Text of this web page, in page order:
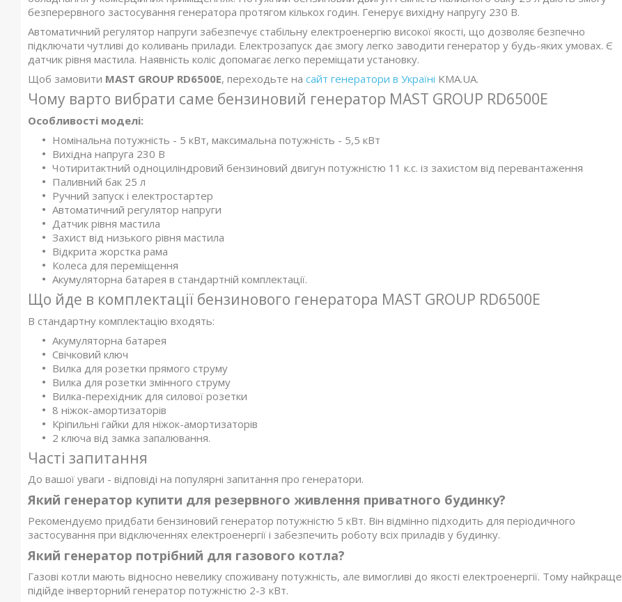
безперервного застосування генератора протягом кількох годин. Генерує вихідну напругу 230 В.
Автоматичний регулятор напруги забезпечує стабільну електроенергію високої якості, що дозволяє безпечно
підключати чутливі до коливань прилади. Електрозапуск дає змогу легко заводити генератор у будь-яких умовах. Є
датчик рівня мастила. Наявність коліс допомагає легко переміщати установку.
Щоб замовити MAST GROUP RD6500E, переходьте на сайт генератори в Україні KMA.UA.
Чому варто вибрати саме бензиновий генератор MAST GROUP RD6500E
Особливості моделі:
Номінальна потужність - 5 кВт, максимальна потужність - 5,5 кВт
Вихідна напруга 230 В
Чотиритактний одноциліндровий бензиновий двигун потужністю 11 к.с. із захистом від перевантаження
Паливний бак 25 л
Ручний запуск і електростартер
Автоматичний регулятор напруги
Датчик рівня мастила
Захист від низького рівня мастила
Відкрита жорстка рама
Колеса для переміщення
Акумуляторна батарея в стандартній комплектації.
Що йде в комплектації бензинового генератора MAST GROUP RD6500E
В стандартну комплектацію входять:
Акумуляторна батарея
Свічковий ключ
Вилка для розетки прямого струму
Вилка для розетки змінного струму
Вилка-перехідник для силової розетки
8 ніжок-амортизаторів
Кріпильні гайки для ніжок-амортизаторів
2 ключа від замка запалювання.
Часті запитання
До вашої уваги - відповіді на популярні запитання про генератори.
Який генератор купити для резервного живлення приватного будинку?
Рекомендуємо придбати бензиновий генератор потужністю 5 кВт. Він відмінно підходить для періодичного
застосування при відключеннях електроенергії і забезпечить роботу всіх приладів у будинку.
Який генератор потрібний для газового котла?
Газові котли мають відносно невелику споживану потужність, але вимогливі до якості електроенергії. Тому найкраще
підійде інверторний генератор потужністю 2-3 кВт.